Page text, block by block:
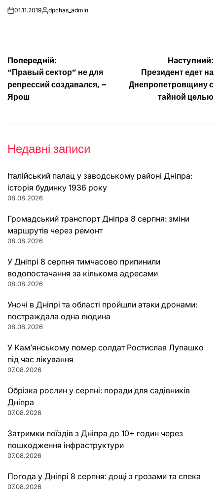
on01.11.2019Опубліковано
dpchas_admin
Навігація
записів
Попередній:
“Правый сектор” не для
репрессий создавался, –
Ярош
Наступний:
Президент едет на
Днепропетровщину с
тайной целью
Недавні записи
Італійський палац у заводському районі Дніпра:
історія будинку 1936 року
08.08.2026
Громадський транспорт Дніпра 8 серпня: зміни
маршрутів через ремонт
08.08.2026
У Дніпрі 8 серпня тимчасово припинили
водопостачання за кількома адресами
08.08.2026
Уночі в Дніпрі та області пройшли атаки дронами:
постраждала одна людина
08.08.2026
У Кам’янському помер солдат Ростислав Лупашко
під час лікування
07.08.2026
Обрізка рослин у серпні: поради для садівників
Дніпра
07.08.2026
Затримки поїздів з Дніпра до 10+ годин через
пошкодження інфраструктури
07.08.2026
Погода у Дніпрі 8 серпня: дощі з грозами та спека
07.08.2026